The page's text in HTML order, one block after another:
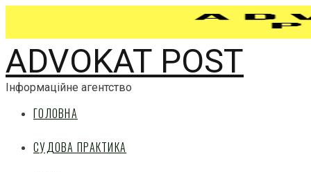
ADVOKAT POST
Інформаційне агентство
ГОЛОВНА
СУДОВА ПРАКТИКА